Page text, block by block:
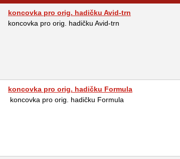
koncovka pro orig. hadičku Avid-trn
koncovka pro orig. hadičku Avid-trn
koncovka pro orig. hadičku Formula
koncovka pro orig. hadičku Formula